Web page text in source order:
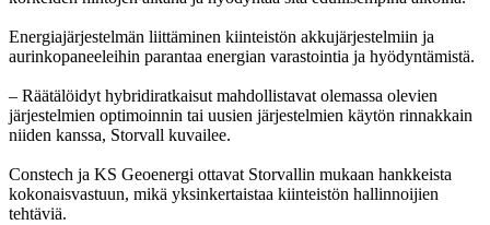
Energiajärjestelmän liittäminen kiinteistön akkujärjestelmiin ja
aurinkopaneeleihin parantaa energian varastointia ja hyödyntämistä.
– Räätälöidyt hybridiratkaisut mahdollistavat olemassa olevien
järjestelmien optimoinnin tai uusien järjestelmien käytön rinnakkain
niiden kanssa, Storvall kuvailee.
Constech ja KS Geoenergi ottavat Storvallin mukaan hankkeista
kokonaisvastuun, mikä yksinkertaistaa kiinteistön hallinnoijien
tehtäviä.